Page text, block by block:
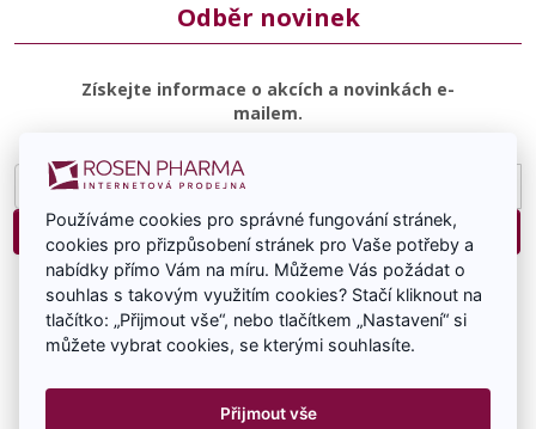
Odběr novinek
Získejte informace o akcích a novinkách e-
mailem.
adresa
Přihlásit
Souhlasím se zasíláním e-mailové komunikace.
Používáme cookies pro správné fungování stránek,
cookies pro přizpůsobení stránek pro Vaše potřeby a
nabídky přímo Vám na míru. Můžeme Vás požádat o
souhlas s takovým využitím cookies? Stačí kliknout na
tlačítko: „Přijmout vše“, nebo tlačítkem „Nastavení“ si
můžete vybrat cookies, se kterými souhlasíte.
Přijmout vše